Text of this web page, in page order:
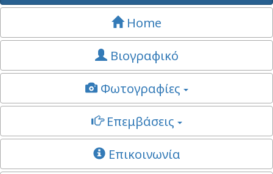
Home
Βιογραφικό
Φωτογραφίες
Επεμβάσεις
Επικοινωνία